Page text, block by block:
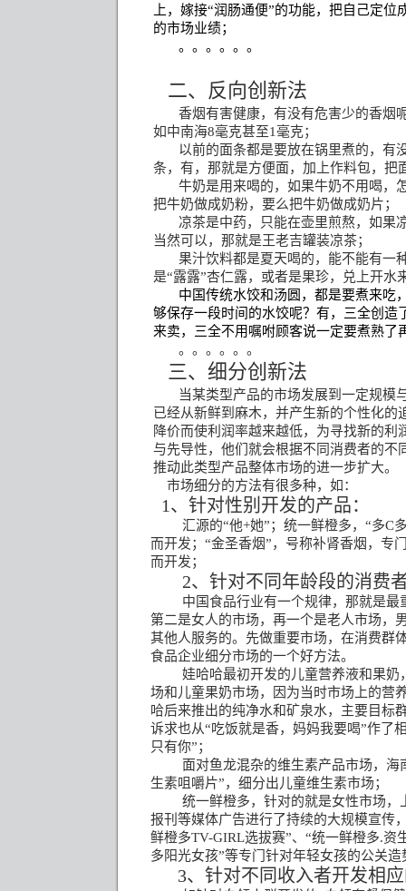
上，嫁接“润肠通便”的功能，把自己定位
的市场业绩；
。。。。。。
二、反向创新法
香烟有害健康，有没有危害少的香烟
如中南海8毫克甚至1 毫克；
以前的面条都是要放在锅里煮的，有
条，有，那就是方便面，加上作料包，把
牛奶是用来喝的，如果牛奶不用喝，
把牛奶做成奶粉，要么把牛奶做成奶片；
凉茶是中药，只能在壶里煎熬，如果
当然可以，那就是王老吉罐装凉茶；
果汁饮料都是夏天喝的，能不能有一
是“露露”杏仁露，或者是果珍，兑上开水
中国传统水饺和汤圆，都是要煮来吃
够保存一段时间的水饺呢？有，三全创造
来卖，三全不用嘱咐顾客说一定要煮熟了
。。。。。。
三、细分创新法
当某类型产品的市场发展到一定规模
已经从新鲜到麻木，并产生新的个性化的
降价而使利润率越来越低，为寻找新的利
与先导性，他们就会根据不同消费者的不
推动此类型产品整体市场的进一步扩大。
市场细分的方法有很多种，如：
1、针对性别开发的产品：
汇源的“他+她”；统一鲜橙多，“多C
而开发；“金圣香烟”，号称补肾香烟，专
而开发；
2、针对不同年龄段的消费
中国食品行业有一个规律，那就是
第二是女人的市场，再一个是老人市场，
其他人服务的。先做重要市场，在消费群
食品企业细分市场的一个好方法。
娃哈哈最初开发的儿童营养液和果奶
场和儿童果奶市场，因为当时市场上的营
哈后来推出的纯净水和矿泉水，主要目标
诉求也从“吃饭就是香，妈妈我要喝”作了
只有你”；
面对鱼龙混杂的维生素产品市场，海
生素咀嚼片”，细分出儿童维生素市场；
统一鲜橙多，针对的就是女性市场，
报刊等媒体广告进行了持续的大规模宣传
鲜橙多TV-GIRL选拔赛”、“统一鲜橙多.资
多阳光女孩”等专门针对年轻女孩的公关造
3、针对不同收入者开发相